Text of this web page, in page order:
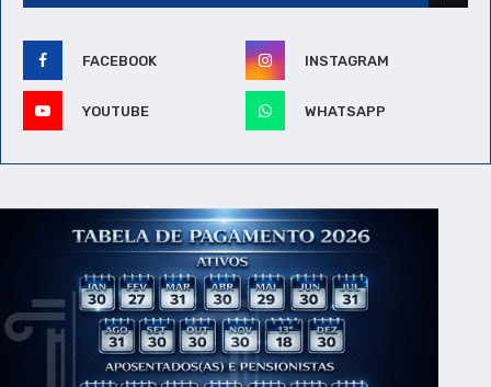
FACEBOOK INSTAGRAM
YOUTUBE WHATSAPP